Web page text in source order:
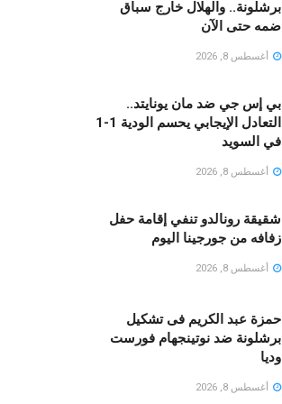
برشلونة.. والهلال خارج سباق
ضمه حتى الآن
أغسطس 8, 2026
بي إس جي ضد مان يونايتد..
التعادل الإيجابي يحسم الودية 1-1
في السويد
أغسطس 8, 2026
شقيقة رونالدو تنفي إقامة حفل
زفافه من جورجينا اليوم
أغسطس 8, 2026
حمزة عبد الكريم فى تشكيل
برشلونة ضد نوتينجهام فورست
وديا
أغسطس 8, 2026